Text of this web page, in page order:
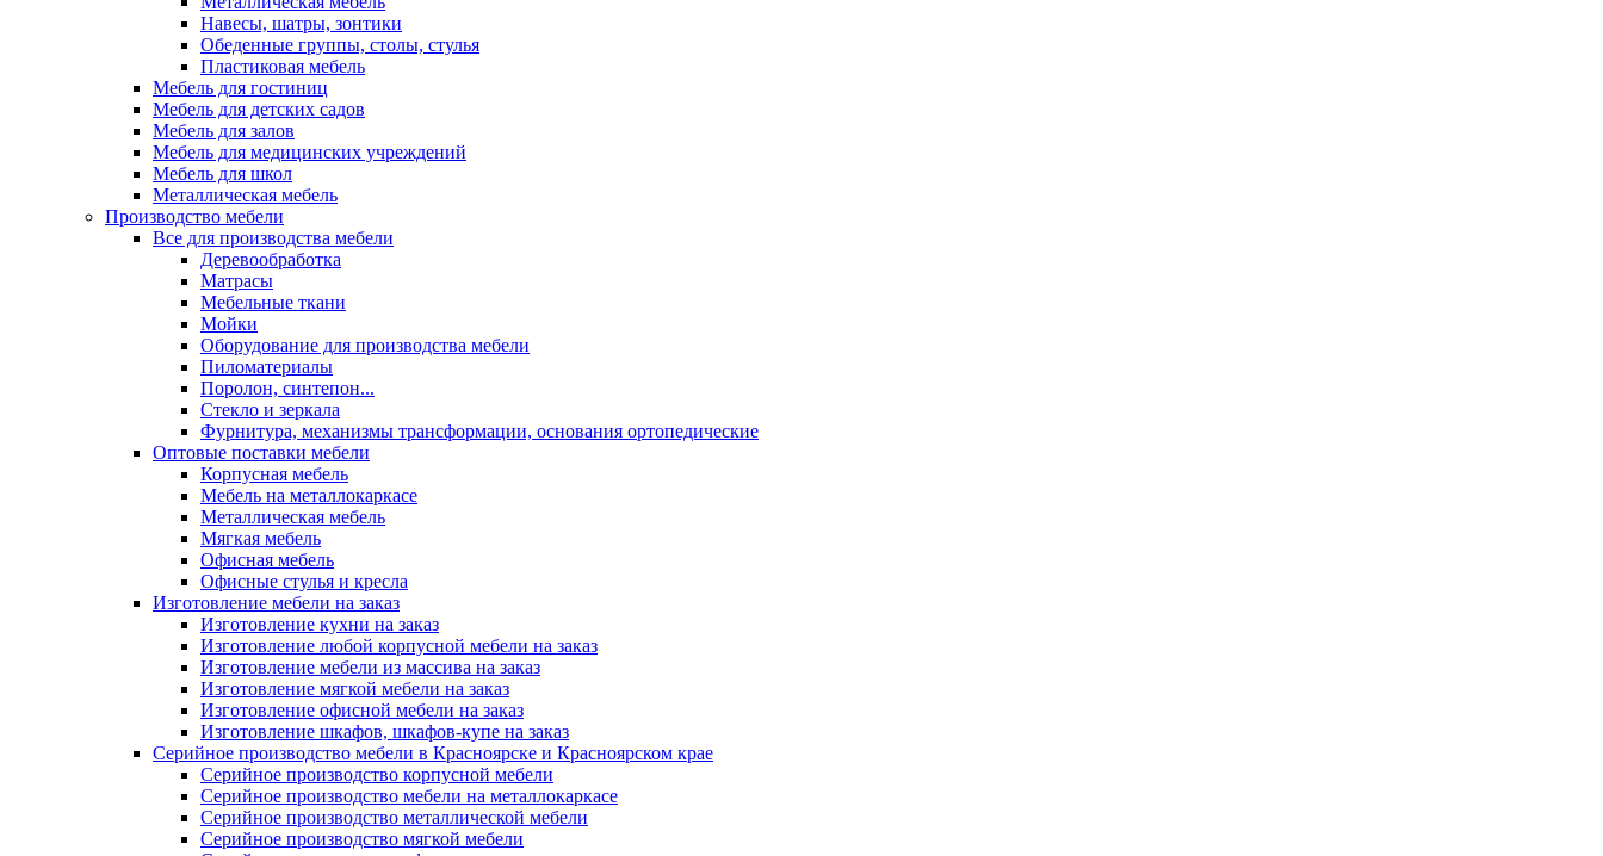
Навесы, шатры, зонтики
Обеденные группы, столы, стулья
Пластиковая мебель
Мебель для гостиниц
Мебель для детских садов
Мебель для залов
Мебель для медицинских учреждений
Мебель для школ
Металлическая мебель
Производство мебели
Все для производства мебели
Деревообработка
Матрасы
Мебельные ткани
Мойки
Оборудование для производства мебели
Пиломатериалы
Поролон, синтепон...
Стекло и зеркала
Фурнитура, механизмы трансформации, основания ортопедические
Оптовые поставки мебели
Корпусная мебель
Мебель на металлокаркасе
Металлическая мебель
Мягкая мебель
Офисная мебель
Офисные стулья и кресла
Изготовление мебели на заказ
Изготовление кухни на заказ
Изготовление любой корпусной мебели на заказ
Изготовление мебели из массива на заказ
Изготовление мягкой мебели на заказ
Изготовление офисной мебели на заказ
Изготовление шкафов, шкафов-купе на заказ
Серийное производство мебели в Красноярске и Красноярском крае
Серийное производство корпусной мебели
Серийное производство мебели на металлокаркасе
Серийное производство металлической мебели
Серийное производство мягкой мебели